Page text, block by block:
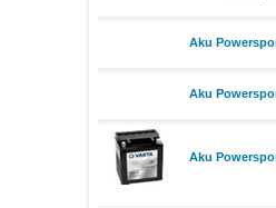
Aku
Aku
Aku